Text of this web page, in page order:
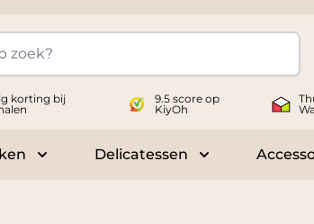
korting bij
9.5 score op
KiyOh
WijnenToggle submenu for Geschenken
Delicatessen
Toggle